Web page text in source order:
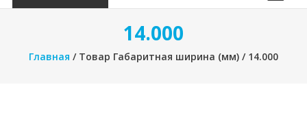
14.000
Главная / Товар Габаритная ширина (мм) / 14.000